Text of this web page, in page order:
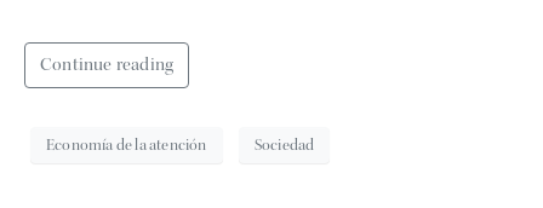
Continue reading
Economía de la atención Sociedad